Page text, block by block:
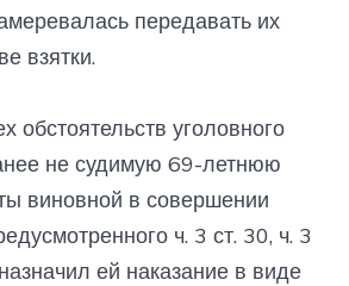
передавать их
взятки.
обстоятельств уголовного
не судимую 69-летнюю
виновной в совершении
ч. 3 ст. 30, ч. 3
ей наказание в виде